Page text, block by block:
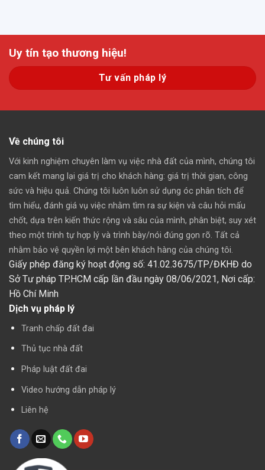
Uy tín tạo thương hiệu!
Tư vấn pháp lý
Về chúng tôi
Với kinh nghiệm chuyên làm vụ việc nhà đất của mình, chúng tôi
cam kết mang lại giá trị cho khách hàng: giá trị thời gian, công
sức và hiệu quả. Chúng tôi luôn luôn sử dụng óc phân tích để
tìm hiểu, đánh giá vụ việc nhằm tìm ra sự kiện và câu hỏi mấu
chốt, dựa trên kiến thức rộng và sâu của mình, phân biệt, suy xét
theo một trình tự hợp lý và trình bày/nói đúng gọn rõ. Tất cả
nhằm bảo vệ quyền lợi một bên khách hàng của chúng tôi.
Giấy phép đăng ký hoạt động số: 41.02.3675/TP/ĐKHĐ do
Sở Tư pháp TP.HCM cấp lần đầu ngày 08/06/2021, Nơi cấp:
Hồ Chí Minh
Dịch vụ pháp lý
Tranh chấp đất đai
Thủ tục nhà đất
Pháp luật đất đai
Video hướng dẫn pháp lý
Liên hệ